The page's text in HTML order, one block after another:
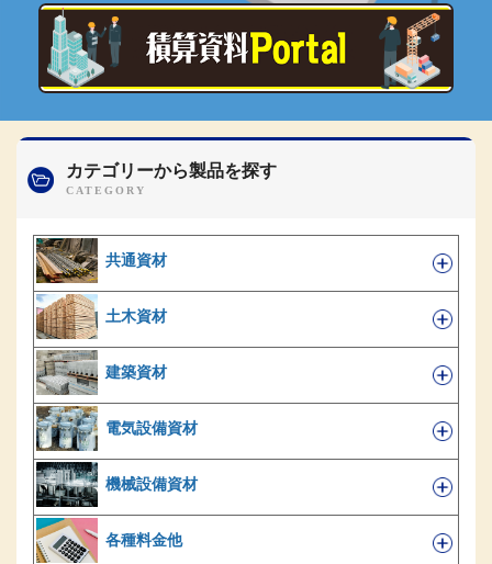
カテゴリーから製品を探す
共通資材
土木資材
建築資材
電気設備資材
機械設備資材
各種料金他